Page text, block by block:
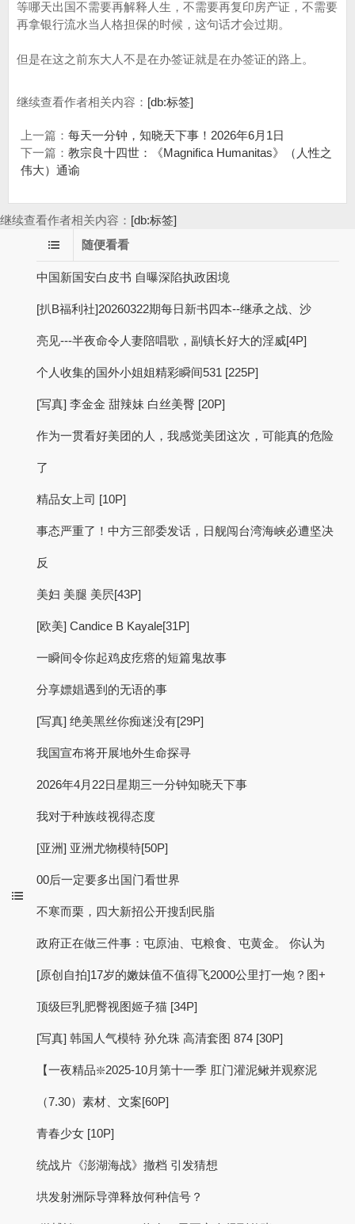
等哪天出国不需要再解释人生，不需要再复印房产证，不需要
再拿银行流水当人格担保的时候，这句话才会过期。
但是在这之前东大人不是在办签证就是在办签证的路上。
继续查看作者相关内容： [db:标签]
上一篇： 每天一分钟，知晓天下事！2026年6月1日
下一篇： 教宗良十四世：《Magnifica Humanitas》（人性之
伟大）通谕
继续查看作者相关内容： [db:标签]
随便看看
中国新国安白皮书 自曝深陷执政困境
[扒B福利社]20260322期每日新书四本--继承之战、沙
亮见---半夜命令人妻陪唱歌，副镇长好大的淫威[4P]
个人收集的国外小姐姐精彩瞬间531 [225P]
[写真] 李金金 甜辣妹 白丝美臀 [20P]
作为一贯看好美团的人，我感觉美团这次，可能真的危险
了
精品女上司 [10P]
事态严重了！中方三部委发话，日舰闯台湾海峡必遭坚决
反
美妇 美腿 美屄[43P]
[欧美] Candice B Kayale[31P]
一瞬间令你起鸡皮疙瘩的短篇鬼故事
分享嫖娼遇到的无语的事
[写真] 绝美黑丝你痴迷没有[29P]
我国宣布将开展地外生命探寻
2026年4月22日星期三一分钟知晓天下事
我对于种族歧视得态度
[亚洲] 亚洲尤物模特[50P]
00后一定要多出国门看世界
不寒而栗，四大新招公开搜刮民脂
政府正在做三件事：屯原油、屯粮食、屯黄金。 你认为
[原创自拍]17岁的嫩妹值不值得飞2000公里打一炮？图+
顶级巨乳肥臀视图姬子猫 [34P]
[写真] 韩国人气模特 孙允珠 高清套图 874 [30P]
【一夜精品❇️2025-10月第十一季 肛门灌泥鳅并观察泥
（7.30）素材、文案[60P]
青春少女 [10P]
统战片《澎湖海战》撤档 引发猜想
垬发射洲际导弹释放何种信号？